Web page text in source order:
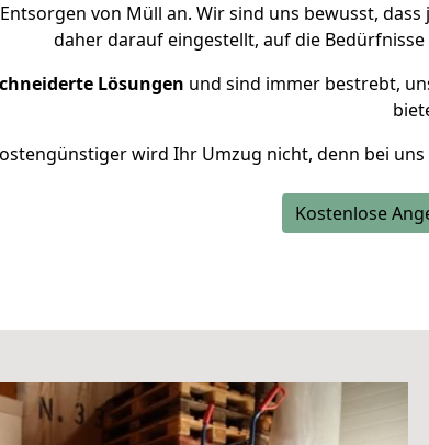
von Müll an. Wir sind uns bewusst,
daher darauf eingestellt, auf die
Lösungen und sind immer bestrebt,
wird Ihr Umzug nicht, denn bei uns
Kostenlose